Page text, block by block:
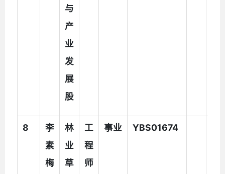
与
产
业
发
展
股
8
李
素
梅
林
业
草
工
程
师
事业 YBS01674